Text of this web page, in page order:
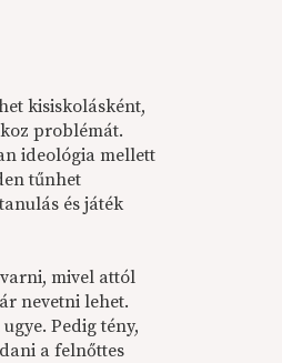
kisiskolásként,
problémát.
ideológia mellett
tűnhet
és játék
mivel attól
nevetni lehet.
Pedig tény,
a felnőttes